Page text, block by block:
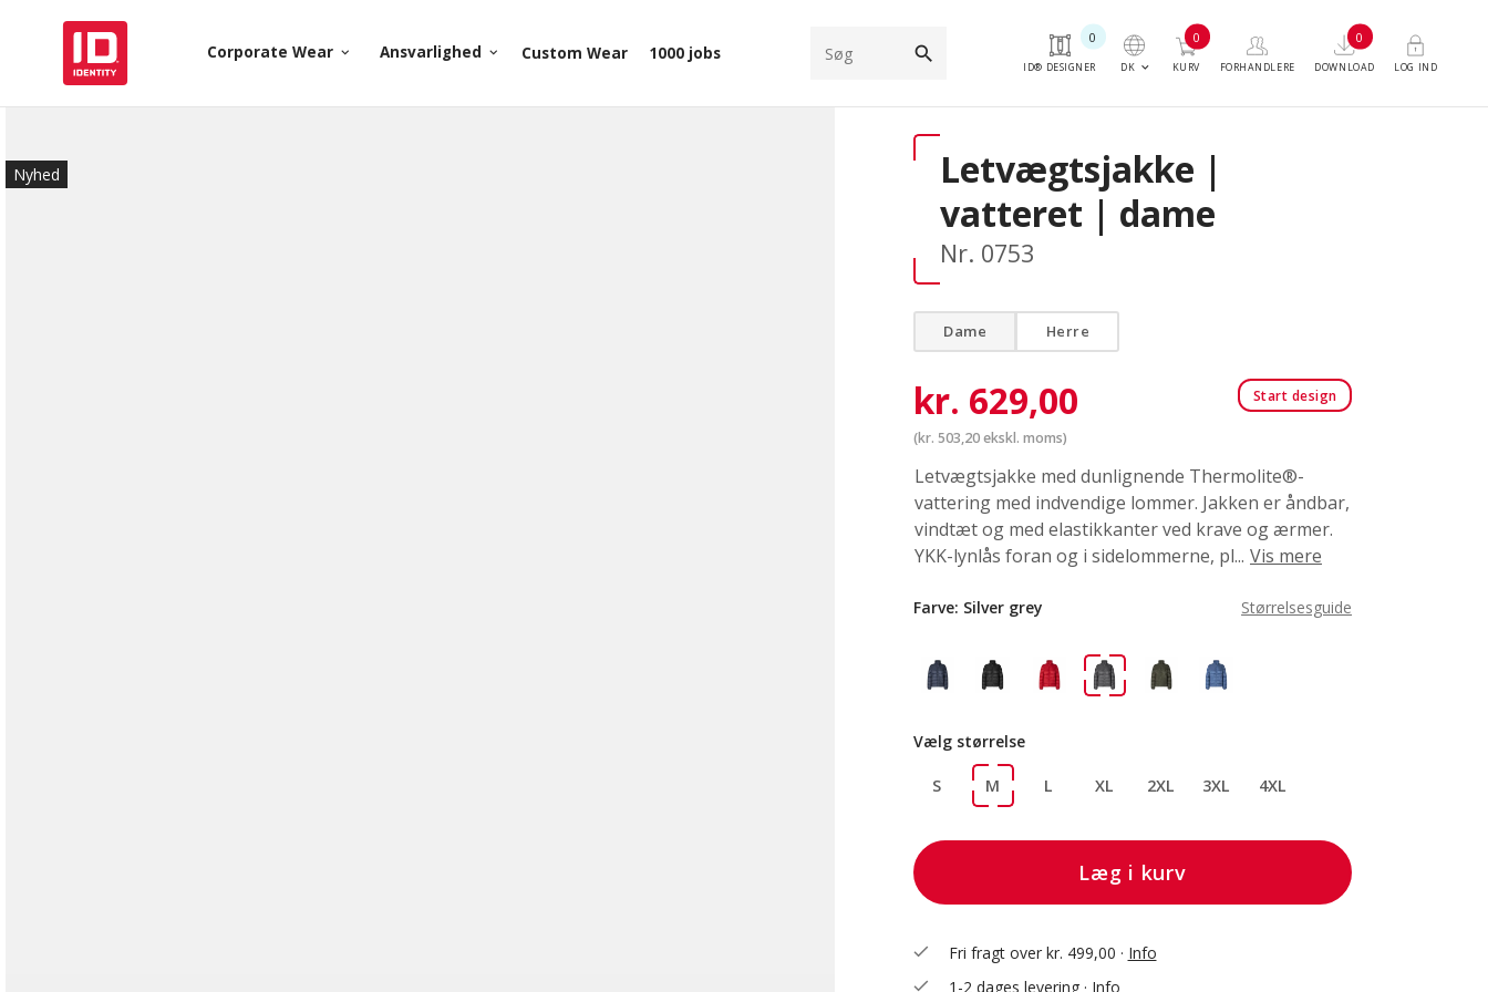
Corporate Wear keyboard_arrow_down Ansvarlighed keyboard_arrow_down Custom Wear 1000 jobs
ID® DESIGNER
0
DK keyboard_arrow_down KURV
0
FORHANDLERE DOWNLOAD
0
LOG IND
search
Letvægtsjakke |
vatteret | dame
Nr. 0753
Dame Herre
kr. 629,00
(kr. 503,20ekskl. moms)
Start design
Letvægtsjakke med dunlignende Thermolite®-
vattering med indvendige lommer. Jakken er åndbar,
vindtæt og med elastikkanter ved krave og ærmer.
YKK-lynlås foran og i sidelommerne, pl... Vis mere
Farve: Silver grey Størrelsesguide
Vælg størrelse
S M L XL 2XL 3XL 4XL
Læg i kurv
check Fri fragt over kr. 499,00 · Info
check 1-2 dages levering · Info
Nyhed